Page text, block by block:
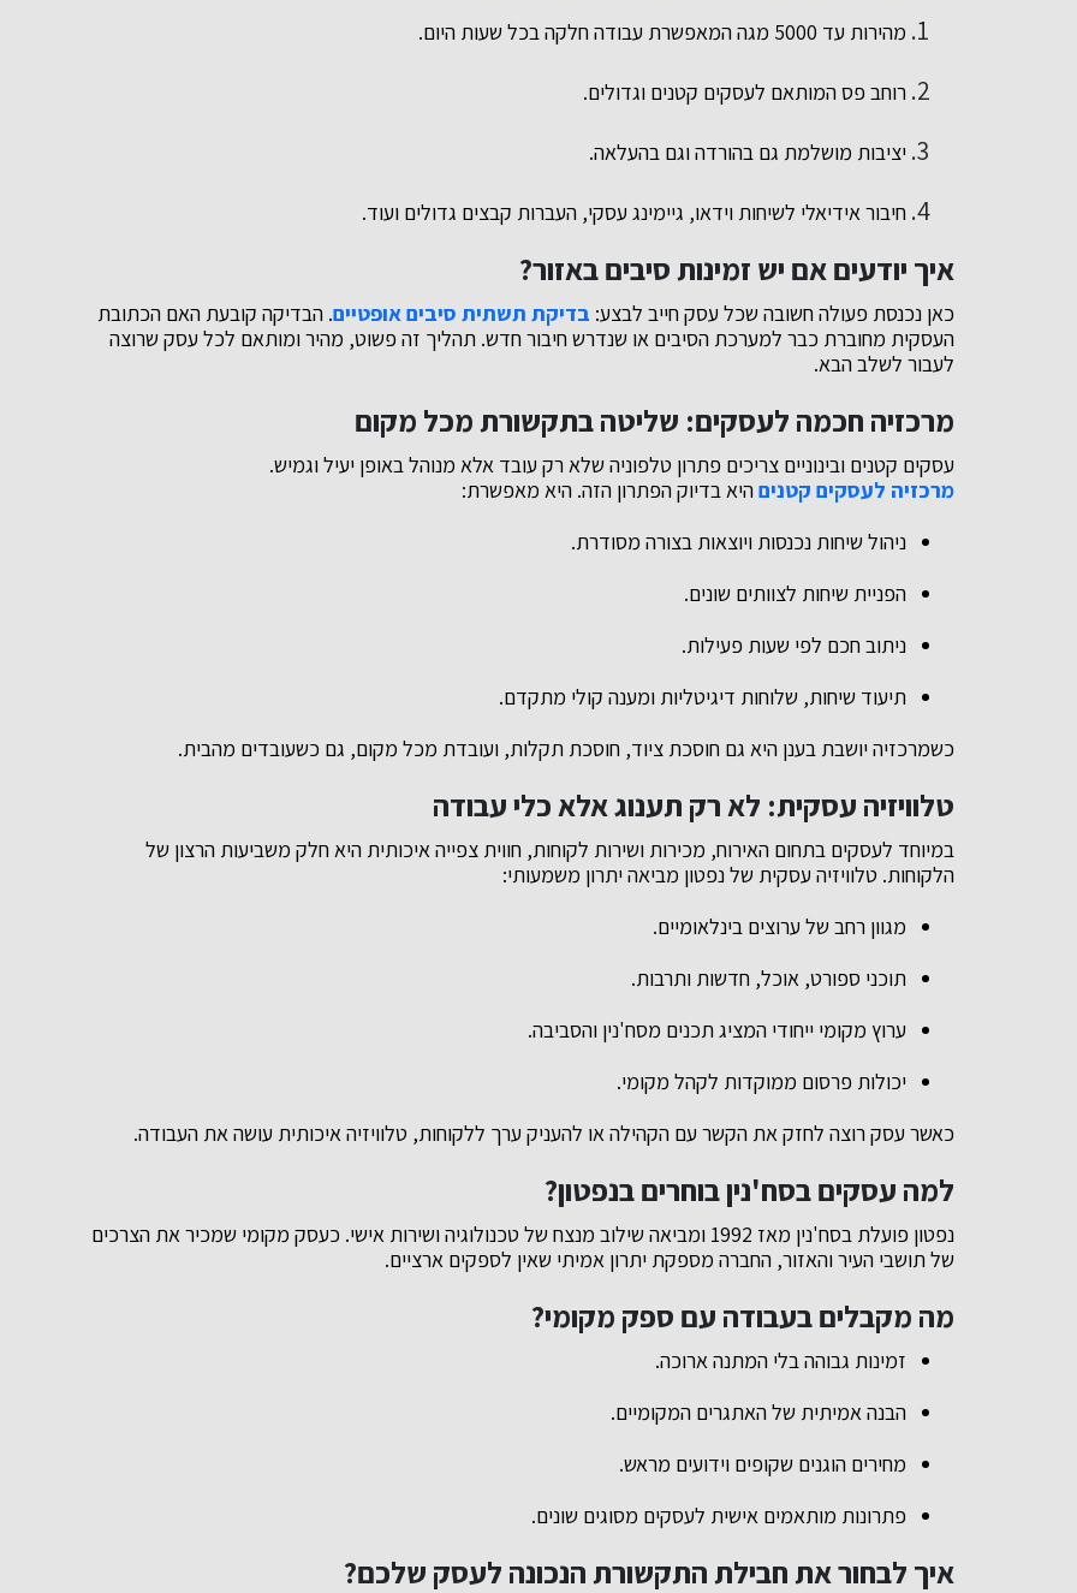
מהירות עד 5000 מגה המאפשרת עבודה חלקה בכל שעות היום.
רוחב פס המותאם לעסקים קטנים וגדולים.
יציבות מושלמת גם בהורדה וגם בהעלאה.
חיבור אידיאלי לשיחות וידאו, גיימינג עסקי, העברות קבצים גדולים ועוד.
איך יודעים אם יש זמינות סיבים באזור?
כאן נכנסת פעולה חשובה שכל עסק חייב לבצע: בדיקת תשתית סיבים אופטיים. הבדיקה קובעת האם הכתובת
העסקית מחוברת כבר למערכת הסיבים או שנדרש חיבור חדש. תהליך זה פשוט, מהיר ומותאם לכל עסק שרוצה
לעבור לשלב הבא.
מרכזיה חכמה לעסקים: שליטה בתקשורת מכל מקום
עסקים קטנים ובינוניים צריכים פתרון טלפוניה שלא רק עובד אלא מנוהל באופן יעיל וגמיש.
מרכזיה לעסקים קטניםהיא בדיוק הפתרון הזה. היא מאפשרת:
ניהול שיחות נכנסות ויוצאות בצורה מסודרת.
הפניית שיחות לצוותים שונים.
ניתוב חכם לפי שעות פעילות.
תיעוד שיחות, שלוחות דיגיטליות ומענה קולי מתקדם.
כשמרכזיה יושבת בענן היא גם חוסכת ציוד, חוסכת תקלות, ועובדת מכל מקום, גם כשעובדים מהבית.
טלוויזיה עסקית: לא רק תענוג אלא כלי עבודה
במיוחד לעסקים בתחום האירוח, מכירות ושירות לקוחות, חווית צפייה איכותית היא חלק משביעות הרצון של
הלקוחות. טלוויזיה עסקית של נפטון מביאה יתרון משמעותי:
מגוון רחב של ערוצים בינלאומיים.
תוכני ספורט, אוכל, חדשות ותרבות.
ערוץ מקומי ייחודי המציג תכנים מסח'נין והסביבה.
יכולות פרסום ממוקדות לקהל מקומי.
כאשר עסק רוצה לחזק את הקשר עם הקהילה או להעניק ערך ללקוחות, טלוויזיה איכותית עושה את העבודה.
למה עסקים בסח'נין בוחרים בנפטון?
נפטון פועלת בסח'נין מאז 1992 ומביאה שילוב מנצח של טכנולוגיה ושירות אישי. כעסק מקומי שמכיר את הצרכים
של תושבי העיר והאזור, החברה מספקת יתרון אמיתי שאין לספקים ארציים.
מה מקבלים בעבודה עם ספק מקומי?
זמינות גבוהה בלי המתנה ארוכה.
הבנה אמיתית של האתגרים המקומיים.
מחירים הוגנים שקופים וידועים מראש.
פתרונות מותאמים אישית לעסקים מסוגים שונים.
איך לבחור את חבילת התקשורת הנכונה לעסק שלכם?